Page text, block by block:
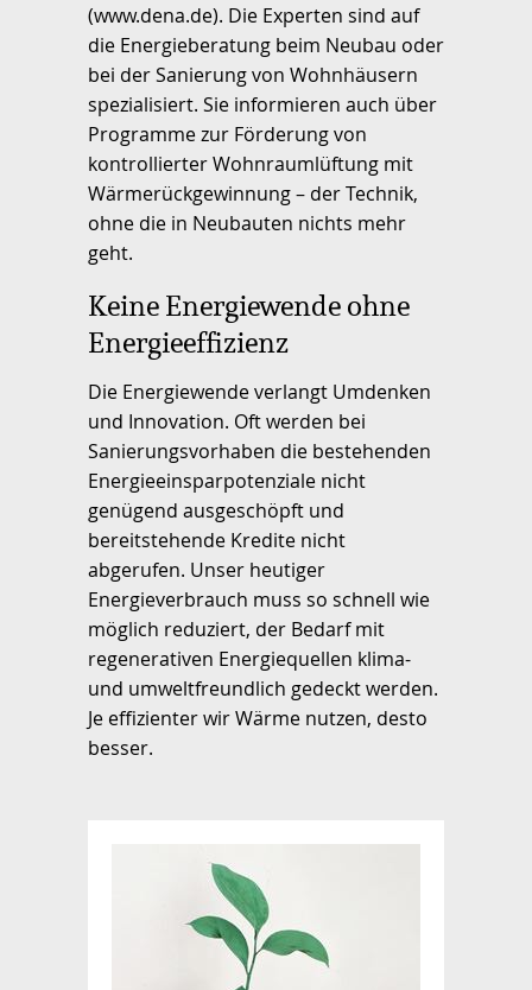
(www.dena.de). Die Experten sind auf
die Energieberatung beim Neubau oder
bei der Sanierung von Wohnhäusern
spezialisiert. Sie informieren auch über
Programme zur Förderung von
kontrollierter Wohnraumlüftung mit
Wärmerückgewinnung – der Technik,
ohne die in Neubauten nichts mehr
geht.
Keine Energiewende ohne
Energieeffizienz
Die Energiewende verlangt Umdenken
und Innovation. Oft werden bei
Sanierungsvorhaben die bestehenden
Energieeinsparpotenziale nicht
genügend ausgeschöpft und
bereitstehende Kredite nicht
abgerufen. Unser heutiger
Energieverbrauch muss so schnell wie
möglich reduziert, der Bedarf mit
regenerativen Energiequellen klima-
und umweltfreundlich gedeckt werden.
Je effizienter wir Wärme nutzen, desto
besser.